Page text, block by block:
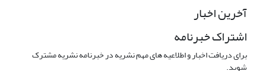
آخرین اخبار
اشتراک خبرنامه
برای دریافت اخبار و اطلاعیه های مهم نشریه در خبرنامه نشریه مشترک
شوید.